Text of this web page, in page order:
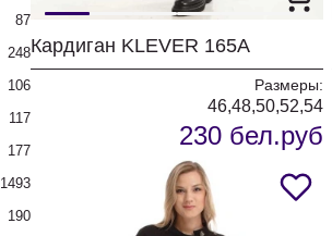
87
248
106
117
177
1493
190
Кардиган KLEVER 165А
Размеры:
46,48,50,52,54
230 бел.руб